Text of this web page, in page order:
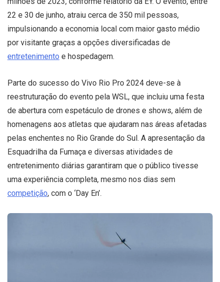
22 e 30 de junho, atraiu cerca de 350 mil pessoas,
impulsionando a economia local com maior gasto médio
por visitante graças a opções diversificadas de
entretenimento e hospedagem.
Parte do sucesso do Vivo Rio Pro 2024 deve-se à
reestruturação do evento pela WSL, que incluiu uma festa
de abertura com espetáculo de drones e shows, além de
homenagens aos atletas que ajudaram nas áreas afetadas
pelas enchentes no Rio Grande do Sul. A apresentação da
Esquadrilha da Fumaça e diversas atividades de
entretenimento diárias garantiram que o público tivesse
uma experiência completa, mesmo nos dias sem
competição, com o ‘Day En’.